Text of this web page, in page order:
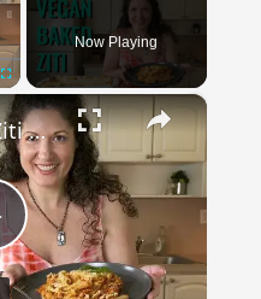
Fullscreen
Now Playing
×
Vegan Baked Ziti with Lentils, Tofu Ricotta, and Cashew Mozzarella